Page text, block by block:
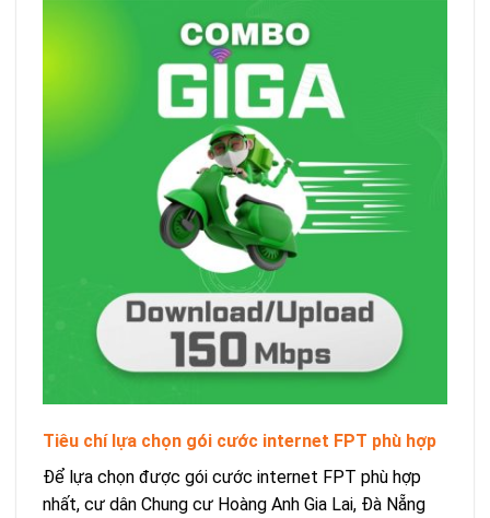
Tiêu chí lựa chọn gói cước internet FPT phù hợp
Để lựa chọn được gói cước internet FPT phù hợp
nhất, cư dân Chung cư Hoàng Anh Gia Lai, Đà Nẵng